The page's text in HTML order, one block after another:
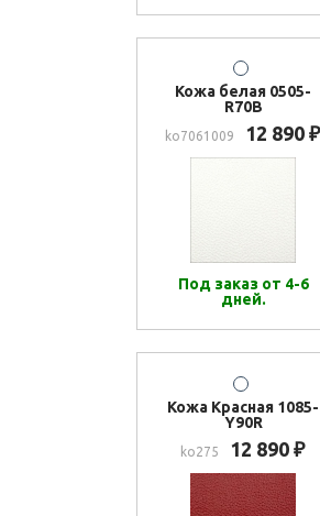
Кожа белая 0505-
R70B
ko7061009 12 890₽
Под заказ от 4-6
дней.
Кожа Красная 1085-
Y90R
ko275 12 890₽